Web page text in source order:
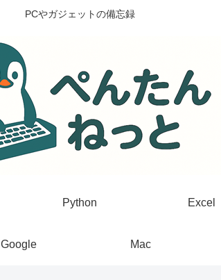
PCやガジェットの備忘録
Python Excel
Google Mac